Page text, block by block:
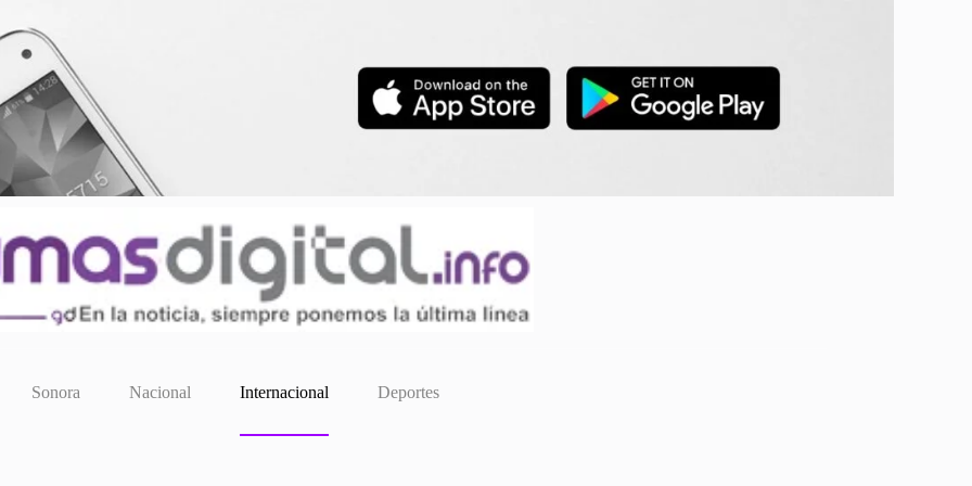
Sonora Nacional Internacional Deportes